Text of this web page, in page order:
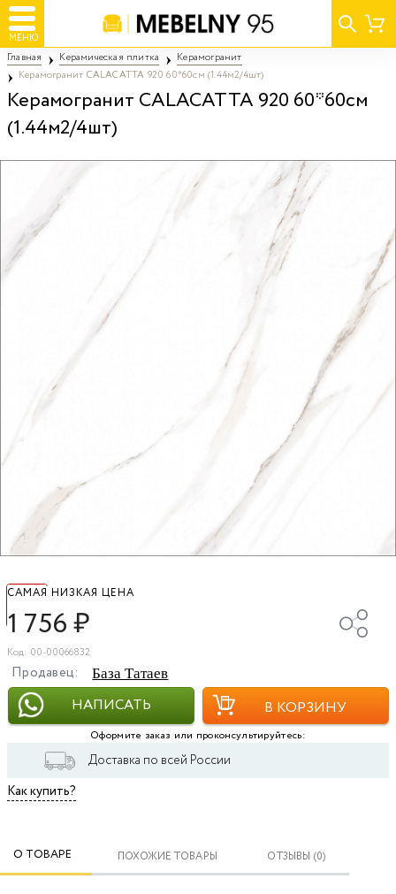
МЕНЮ
Главная Керамическая плитка
Керамогранит
Керамогранит CALACATTA 920 60*60см (1.44м2/4шт)
Керамогранит CALACATTA 920 60*60см
(1.44м2/4шт)
САМАЯ НИЗКАЯ ЦЕНА
1 756₽
Код: 00-00066832
Продавец: База Татаев
НАПИСАТЬ В КОРЗИНУ
Оформите заказ или проконсультируйтесь:
Доставка по всей России
Как купить?
О ТОВАРЕ ПОХОЖИЕ ТОВАРЫ ОТЗЫВЫ (0)